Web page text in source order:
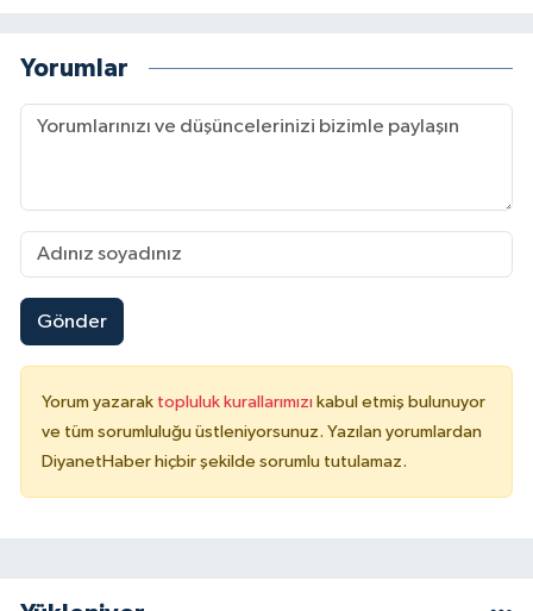
Yorumlar
Gönder
Yorum yazarak topluluk kurallarımızı kabul etmiş bulunuyor
ve tüm sorumluluğu üstleniyorsunuz. Yazılan yorumlardan
DiyanetHaber hiçbir şekilde sorumlu tutulamaz.
Kayseri Müftülüğü
Kilis Müftülüğü
Kırıkkale Müftülüğü
Kırklareli Müftülüğü
Kırşehir Müftülüğü